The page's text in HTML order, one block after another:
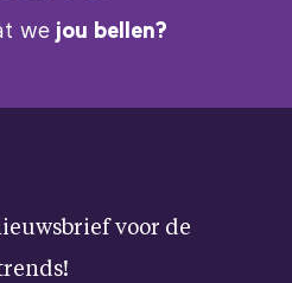
we jou bellen?
voor de